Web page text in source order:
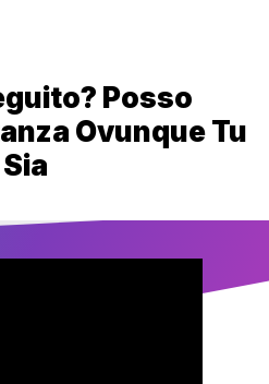
Posso
Ovunque Tu
Sia